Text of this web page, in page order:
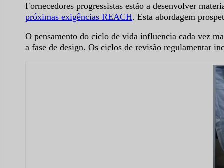
Fornecedores progressistas estão a desenvolver
próximas exigências REACH. Esta abordagem
O pensamento do ciclo de vida influencia cada vez
a fase de design. Os ciclos de revisão regulamentar